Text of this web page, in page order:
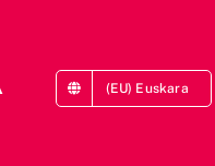
(EU) Euskara